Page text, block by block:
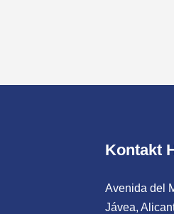
Kontakt
Avenida del
Jávea,